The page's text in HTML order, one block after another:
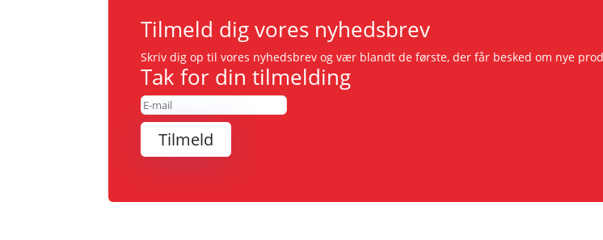
Tilmeld dig vores nyhedsbrev
Skriv dig op til vores nyhedsbrev og vær blandt de første, der får besked om nye
Tak for din tilmelding
Tilmeld